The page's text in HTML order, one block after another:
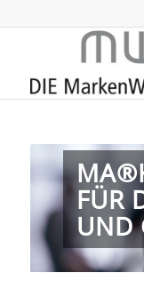
FÜR
UND